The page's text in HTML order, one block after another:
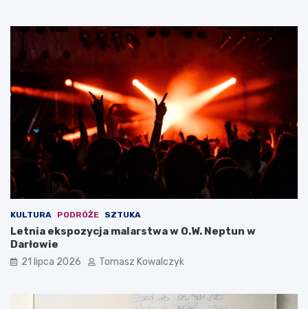
KULTURA PODRÓŻE SZTUKA
Letnia ekspozycja malarstwa w O.W. Neptun w
Darłowie
21 lipca 2026 Tomasz Kowalczyk